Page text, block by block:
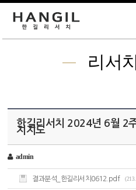
리서
한길리서치 2024년 6월 2
지지도
admin
결과분석_한길리서치0612.pdf